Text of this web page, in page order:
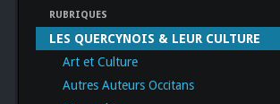
RUBRIQUES
LES QUERCYNOIS & LEUR CULTURE
Art et Culture
Autres Auteurs Occitans